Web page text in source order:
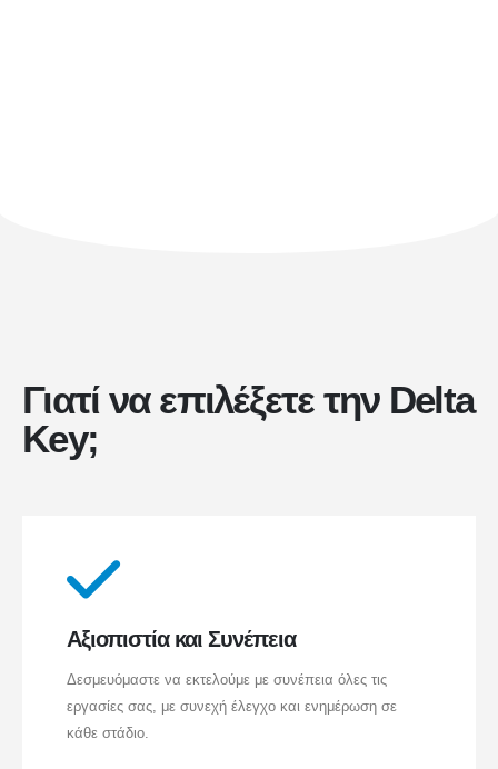
Γιατί να επιλέξετε την Delta
Key;
Αξιοπιστία και Συνέπεια
Δεσμευόμαστε να εκτελούμε με συνέπεια όλες τις
εργασίες σας, με συνεχή έλεγχο και ενημέρωση σε
κάθε στάδιο.